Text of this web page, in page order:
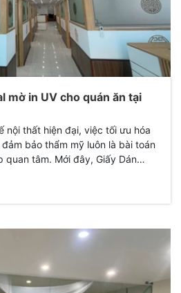
mờ in UV cho quán ăn tại
nội thất hiện đại, việc tối ưu hóa
bảo thẩm mỹ luôn là bài toán
tâm. Mới đây, Giấy Dán
anh Cường, mang lại một
Sang trọng, chuyên nghiệp và